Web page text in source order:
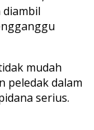
mudah
peledak dalam
serius.